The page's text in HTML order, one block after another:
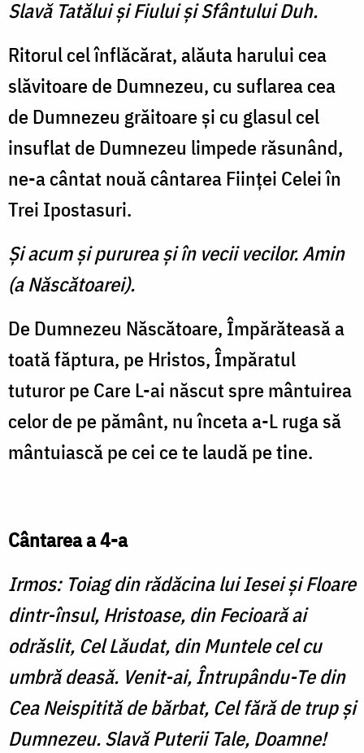
Slavă Tatălui şi Fiului şi Sfântului Duh.
Ritorul cel înflăcărat, alăuta harului cea
slăvitoare de Dumnezeu, cu suflarea cea
de Dumnezeu grăitoare şi cu glasul cel
insuflat de Dumnezeu limpede răsunând,
ne-a cântat nouă cântarea Fiinţei Celei în
Trei Ipostasuri.
Şi acum şi pururea şi în vecii vecilor. Amin
(a Născătoarei).
De Dumnezeu Născătoare, Împărăteasă a
toată făptura, pe Hristos, Împăratul
tuturor pe Care L-ai născut spre mântuirea
celor de pe pământ, nu înceta a-L ruga să
mântuiască pe cei ce te laudă pe tine.
Cântarea a 4-a
Irmos: Toiag din rădăcina lui Iesei şi Floare
dintr-însul, Hristoase, din Fecioară ai
odrăslit, Cel Lăudat, din Muntele cel cu
umbră deasă. Venit-ai, Întrupându-Te din
Cea Neispitită de bărbat, Cel fără de trup şi
Dumnezeu. Slavă Puterii Tale, Doamne!